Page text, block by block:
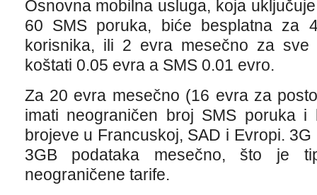
Osnovna mobilna usluga, koja
60 SMS poruka, biće besplatna za
korisnika, ili 2 evra mesečno za sve
koštati 0.05 evra a SMS 0.01 evro.
Za 20 evra mesečno (16 evra za
imati neograničen broj SMS poruka i
brojeve u Francuskoj, SAD i Evropi.
3GB podataka mesečno, što je
neograničene tarife.